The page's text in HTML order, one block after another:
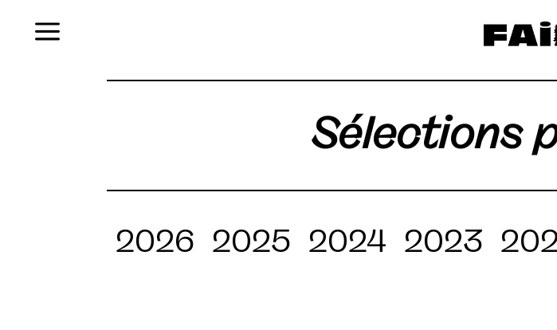
Sélections
2026 2025 2024 2023